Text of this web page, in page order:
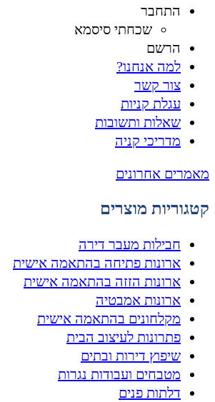
התחבר
שכחתי סיסמא
הרשם
למה אנחנו?
צור קשר
עגלת קניות
שאלות ותשובות
מדריכי קניה
מאמרים אחרונים
קטגוריות מוצרים
חבילות מעבר דירה
ארונות פתיחה בהתאמה אישית
ארונות הזזה בהתאמה אישית
ארונות אמבטיה
מקלחונים בהתאמה אישית
פתרונות לעיצוב הבית
שיפוץ דירות ובתים
מטבחים ועבודות נגרות
דלתות פנים